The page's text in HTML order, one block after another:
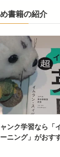
書籍の紹介
ンク学習なら「
ニング」がおす